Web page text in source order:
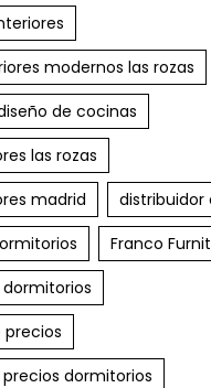
modernos las rozas
de cocinas
las rozas
madrid
distribuidor
Franco
precios
dormitorios